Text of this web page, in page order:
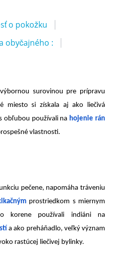
o pokožku
obyčajného :
surovinou pre prípravu
miesto si získala aj ako liečivá
obľubou používali na hojenie rán
vlastnosti.
pečene, napomáha tráveniu
prostriedkom s miernym
korene používali indiáni na
a ako preháňadlo, veľký význam
rastúcej liečivej bylinky.